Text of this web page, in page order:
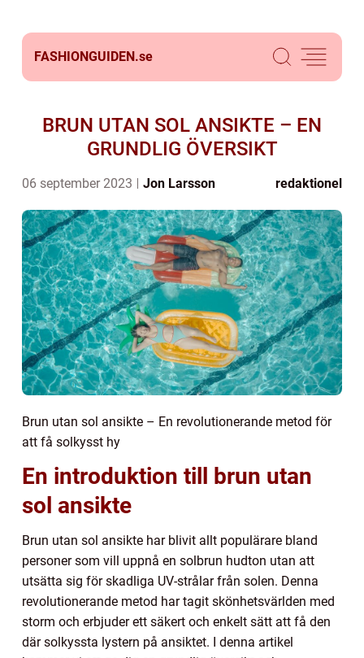
FASHIONGUIDEN.se
BRUN UTAN SOL ANSIKTE – EN
GRUNDLIG ÖVERSIKT
06 september 2023 Jon Larsson redaktionel
Brun utan sol ansikte – En revolutionerande metod för
att få solkysst hy
En introduktion till brun utan
sol ansikte
Brun utan sol ansikte har blivit allt populärare bland
personer som vill uppnå en solbrun hudton utan att
utsätta sig för skadliga UV-strålar från solen. Denna
revolutionerande metod har tagit skönhetsvärlden med
storm och erbjuder ett säkert och enkelt sätt att få den
där solkyssta lystern på ansiktet. I denna artikel